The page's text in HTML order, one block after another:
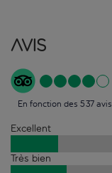
Avis
En fonction des 537 avis
Excellent
Très bien